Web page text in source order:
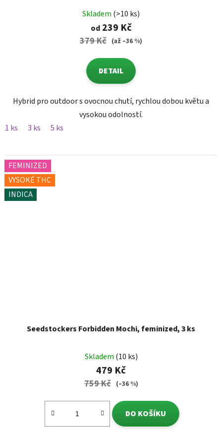
Skladem (>10 ks)
od239 Kč
379 Kč (až –36 %)
DETAIL
Hybrid pro outdoor s ovocnou chutí, rychlou dobou květu a
vysokou odolností.
1 ks
3 ks 5 ks
FEMINIZED
VYSOKÉ THC
INDICA
Seedstockers Forbidden Mochi, feminized, 3 ks
Skladem (10 ks)
479 Kč
759 Kč (–36 %)
DO KOŠÍKU